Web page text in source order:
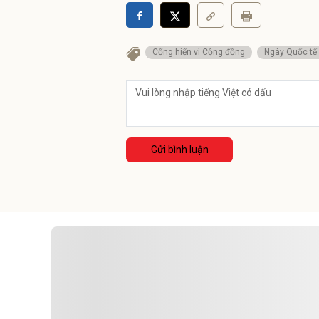
Cống hiến vì Cộng đồng Ngày Quốc
Gửi bình luận